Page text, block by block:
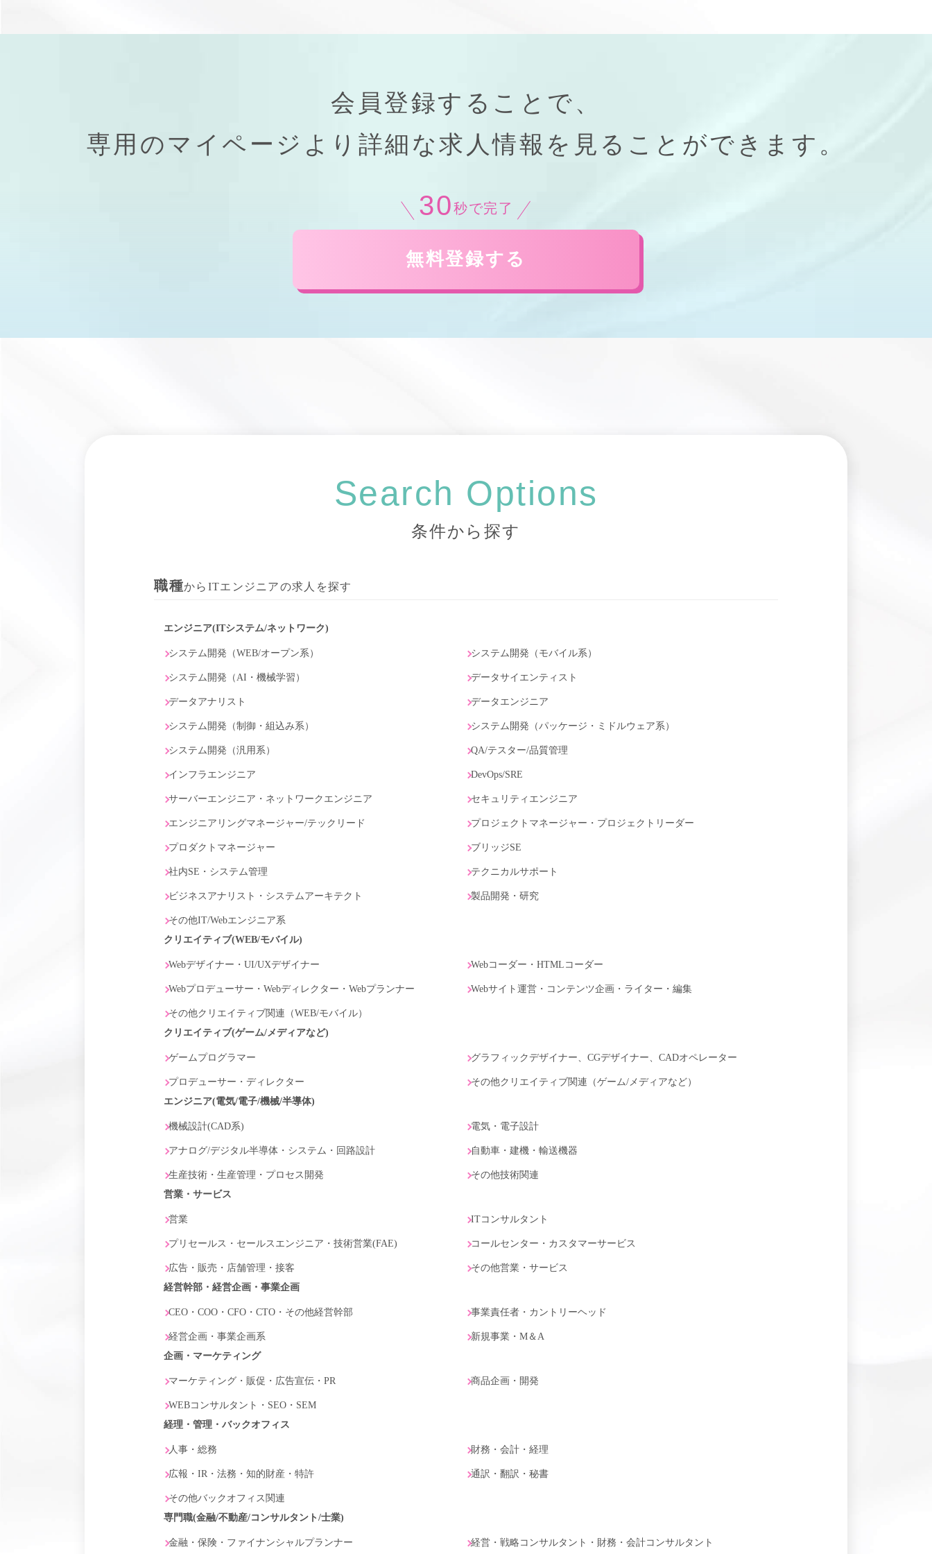
会員登録することで、
専用のマイページ より 詳細 な求人情報 を見ることができます。
30秒で完了
無料登録する
Search Options
条件から探す
職種からITエンジニアの求人を探す
エンジニア(ITシステム/ネットワーク)
システム開発（WEB/オープン系） システム開発（モバイル系）
システム開発（AI・機械学習） データサイエンティスト
データアナリスト データエンジニア
システム開発（制御・組込み系） システム開発（パッケージ・ミドルウェア系）
システム開発（汎用系） QA/テスター/品質管理
インフラエンジニア DevOps/SRE
サーバーエンジニア・ネットワークエンジニア セキュリティエンジニア
エンジニアリングマネージャー/テックリード プロジェクトマネージャー・プロジェクトリーダー
プロダクトマネージャー ブリッジSE
社内SE・システム管理 テクニカルサポート
ビジネスアナリスト・システムアーキテクト 製品開発・研究
その他IT/Webエンジニア系
クリエイティブ(WEB/モバイル)
Webデザイナー・UI/UXデザイナー Webコーダー・HTMLコーダー
Webプロデューサー・Webディレクター・Webプランナー Webサイト運営・コンテンツ企画・ライター・編集
その他クリエイティブ関連（WEB/モバイル）
クリエイティブ(ゲーム/メディアなど)
ゲームプログラマー グラフィックデザイナー、CGデザイナー、CADオペレーター
プロデューサー・ディレクター
その他クリエイティブ関連（ゲーム/メディアなど）
エンジニア(電気/電子/機械/半導体)
機械設計(CAD系) 電気・電子設計
アナログ/デジタル半導体・システム・回路設計 自動車・建機・輸送機器
生産技術・生産管理・プロセス開発
その他技術関連
営業・サービス
営業 ITコンサルタント
プリセールス・セールスエンジニア・技術営業(FAE) コールセンター・カスタマーサービス
広告・販売・店舗管理・接客
その他営業・サービス
経営幹部・経営企画・事業企画
CEO・COO・CFO・CTO・その他経営幹部 事業責任者・カントリーヘッド
経営企画・事業企画系
新規事業・M＆A
企画・マーケティング
マーケティング・販促・広告宣伝・PR 商品企画・開発
WEBコンサルタント・SEO・SEM
経理・管理・バックオフィス
人事・総務 財務・会計・経理
広報・IR・法務・知的財産・特許 通訳・翻訳・秘書
その他バックオフィス関連
専門職(金融/不動産/コンサルタント/士業)
金融・保険・ファイナンシャルプランナー 経営・戦略コンサルタント・財務・会計コンサルタント